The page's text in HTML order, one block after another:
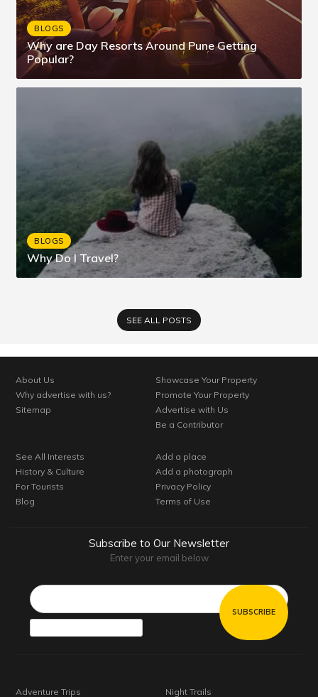
BLOGS
Why are Day Resorts Around Pune Getting
Popular?
BLOGS
Why Do I Travel?
SEE ALL POSTS
About Us
Why advertise with us?
Sitemap
Showcase Your Property
Promote Your Property
Advertise with Us
Be a Contributor
See All Interests
History & Culture
For Tourists
Blog
Add a place
Add a photograph
Privacy Policy
Terms of Use
Subscribe to Our Newsletter
Enter your email below
Adventure Trips
Night Trails